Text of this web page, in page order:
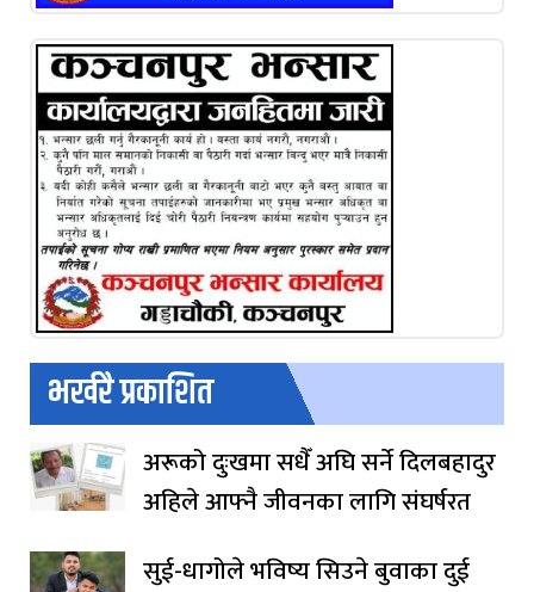
भर्खरै प्रकाशित
अरूको दुःखमा सधैँ अघि सर्ने दिलबहादुर
अहिले आफ्नै जीवनका लागि संघर्षरत
सुई-धागोले भविष्य सिउने बुवाका दुई